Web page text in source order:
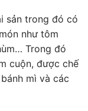
sản trong đó có
như tôm
Trong đó
cuộn, được chế
mì và các